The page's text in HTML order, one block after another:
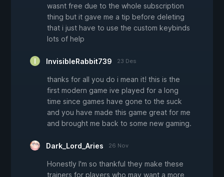
wasnt free due to the whole subscription
thing but it gave me a tip before deleting
that i just have to use the custom keybinds
lots of help
InvisibleRabbit739 23 Des
thanks for all you do i mean it! this is the
first modern game ive played for a long
time since games have gone to the suck
and you have made this game great for me
and brought me back to some new gaming.
Dark_Lord_Aries 26 Nov
Honestly I'm so thankful they make these
trainers for players who may want a more